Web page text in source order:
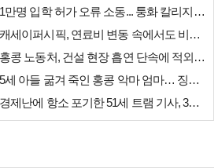
[홍콩대학] 1만명 입학 허가 오류 소동... 퉁화 칼리지 공식 사과
[홍콩뉴스] 캐세이퍼시픽, 연료비 변동 속에서도 비용 절감 위한 감편 계…
[홍콩뉴스] 홍콩 노동처, 건설 현장 흡연 단속에 적외선 드론 투입 검토
[홍콩뉴스] 5세 아들 굶겨 죽인 홍콩 악마 엄마… 징역 22년 중형 선…
[홍콩뉴스] 경제난에 항소 포기한 51세 트램 기사, 3세 여아 치사 혐…